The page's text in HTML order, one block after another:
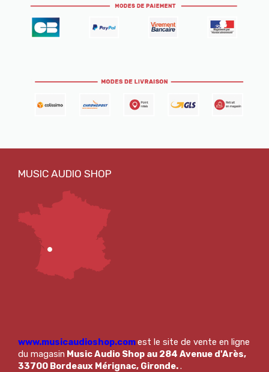
www.musicaudioshop.comest le site de vente en ligne
du magasin Music Audio Shop au 284 Avenue d'Arès,
33700 Bordeaux Mérignac, Gironde..